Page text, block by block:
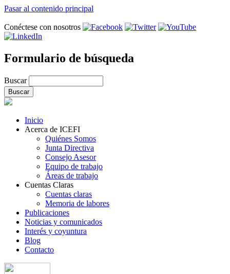
Pasar al contenido principal
Conéctese con nosotros
Formulario de búsqueda
Buscar
Inicio
Acerca de ICEFI
Quiénes Somos
Junta Directiva
Consejo Asesor
Equipo de trabajo
Áreas de trabajo
Cuentas Claras
Cuentas claras
Memoria de labores
Publicaciones
Noticias y comunicados
Interés y coyuntura
Blog
Contacto